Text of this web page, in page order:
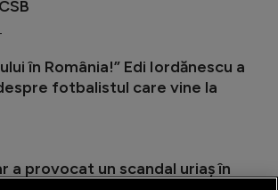
în România!” Edi Iordănescu a
fotbalistul care vine la
a provocat un scandal uriaș în